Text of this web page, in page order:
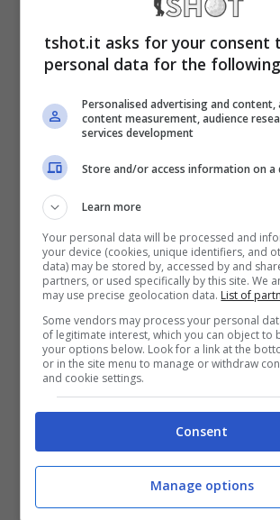
confronti del difensore
avrebbe rivolto frasi razziste
è giocata a San Siro tra Inter e
protagonista il brasiliano che ha
sminuire quanto accaduto e
aver subito accettate le scuse
state rivolte dal giocatore
scelto la via del silenzio, per poi
scoperto il giorno dopo
dichiarando che si è trattato di
una frase capita male dal
Squalifica Acerbi, la
tshot.it asks for your consent
personal data for the
Personalised advertising and content,
content measurement, audience
services development
Store and/or access information on a
Learn more
Your personal data will be processed and
your device (cookies, unique identifiers, and
data) may be stored by, accessed by and
partners, or used specifically by this site. We
may use precise geolocation data. List of
Some vendors may process your personal
of legitimate interest, which you can object to
your options below. Look for a link at the
or in the site menu to manage or withdraw
and cookie settings.
Consent
Manage options